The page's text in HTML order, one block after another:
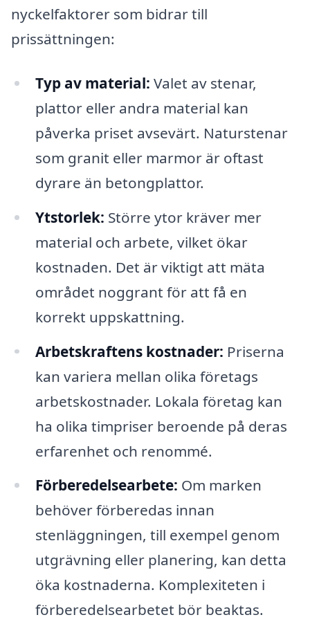
nyckelfaktorer som bidrar till
prissättningen:
Typ av material: Valet av stenar,
plattor eller andra material kan
påverka priset avsevärt. Naturstenar
som granit eller marmor är oftast
dyrare än betongplattor.
Ytstorlek: Större ytor kräver mer
material och arbete, vilket ökar
kostnaden. Det är viktigt att mäta
området noggrant för att få en
korrekt uppskattning.
Arbetskraftens kostnader: Priserna
kan variera mellan olika företags
arbetskostnader. Lokala företag kan
ha olika timpriser beroende på deras
erfarenhet och renommé.
Förberedelsearbete: Om marken
behöver förberedas innan
stenläggningen, till exempel genom
utgrävning eller planering, kan detta
öka kostnaderna. Komplexiteten i
förberedelsearbetet bör beaktas.